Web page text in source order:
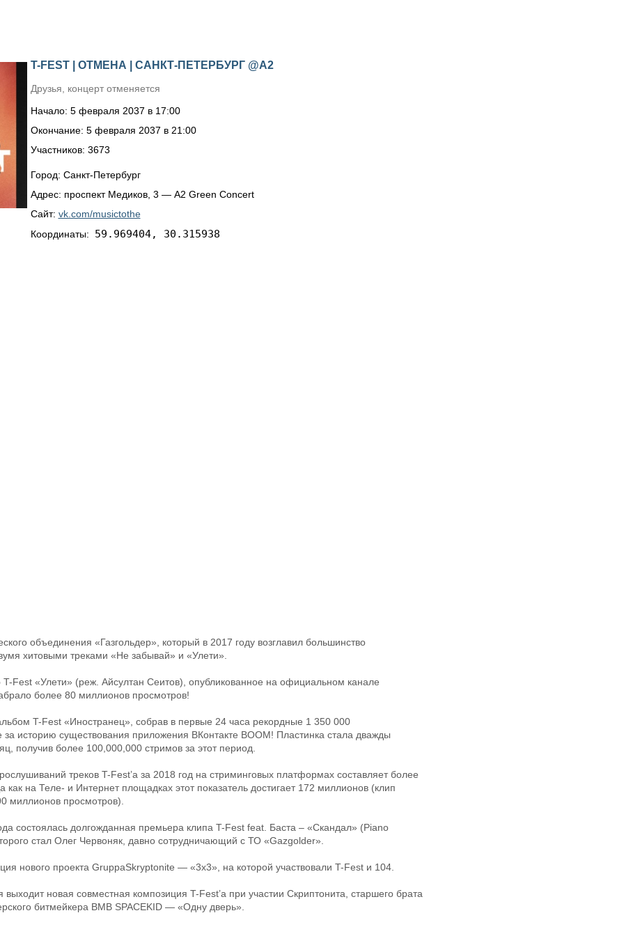
T-FEST | ОТМЕНА | САНКТ-ПЕТЕРБУРГ @A2
Друзья, концерт отменяется
Начало: 5 февраля 2037 в 17:00
Окончание: 5 февраля 2037 в 21:00
Участников: 3673
Город: Санкт-Петербург
Адрес: проспект Медиков, 3 — А2 Green Concert
Сайт: vk.com/musictothe
Координаты: 59.969404, 30.315938
объединения «Газгольдер», который в 2017 году возглавил большинство
хитовыми треками «Не забывай» и «Улети».
T-Fest «Улети» (реж. Айсултан Сеитов), опубликованное на официальном канале
более 80 миллионов просмотров!
T-Fest «Иностранец», собрав в первые 24 часа рекордные 1 350 000
историю существования приложения ВКонтакте BOOM! Пластинка стала дважды
получив более 100,000,000 стримов за этот период.
треков T-Fest’a за 2018 год на стриминговых платформах составляет более
как на Теле- и Интернет площадках этот показатель достигает 172 миллионов (клип
миллионов просмотров).
состоялась долгожданная премьера клипа T-Fest feat. Баста – «Скандал» (Piano
стал Олег Червоняк, давно сотрудничающий с ТО «Gazgolder».
нового проекта GruppaSkryptonite — «3х3», на которой участвовали T-Fest и 104.
новая совместная композиция T-Fest’а при участии Скриптонита, старшего брата
битмейкера BMB SPACEKID — «Одну дверь».